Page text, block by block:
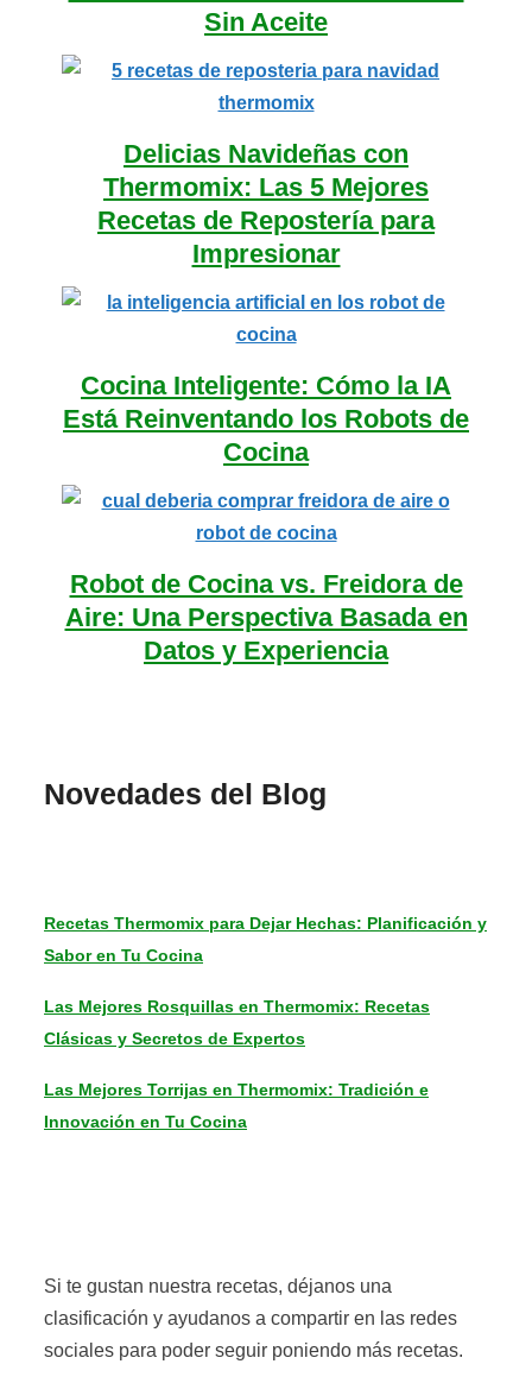
Sin Aceite
Delicias Navideñas con
Thermomix: Las 5 Mejores
Recetas de Repostería para
Impresionar
Cocina Inteligente: Cómo la IA
Está Reinventando los Robots de
Cocina
Robot de Cocina vs. Freidora de
Aire: Una Perspectiva Basada en
Datos y Experiencia
Novedades del Blog
Recetas Thermomix para Dejar Hechas: Planificación y
Sabor en Tu Cocina
Las Mejores Rosquillas en Thermomix: Recetas
Clásicas y Secretos de Expertos
Las Mejores Torrijas en Thermomix: Tradición e
Innovación en Tu Cocina
Si te gustan nuestra recetas, déjanos una
clasificación y ayudanos a compartir en las redes
sociales para poder seguir poniendo más recetas.